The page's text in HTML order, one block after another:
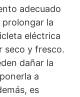
adecuado
prolongar la
eléctrica
seco y fresco.
dañar la
a
es